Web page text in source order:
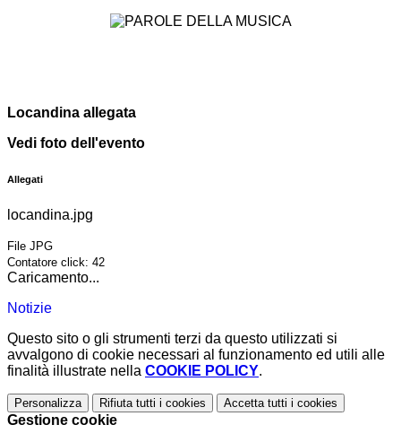
Locandina allegata
Vedi foto dell'evento
Allegati
locandina.jpg
File JPG
Contatore click: 42
Caricamento...
Notizie
Questo sito o gli strumenti terzi da questo utilizzati si
avvalgono di cookie necessari al funzionamento ed utili alle
finalità illustrate nella COOKIE POLICY.
Personalizza Rifiuta tutti i cookies Accetta tutti i cookies
Gestione cookie